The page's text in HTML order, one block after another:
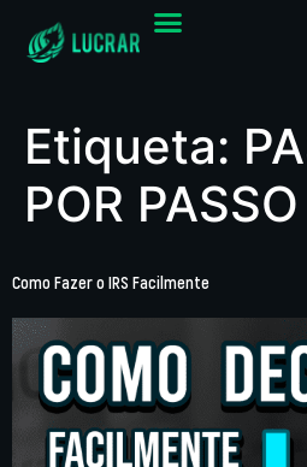
Etiqueta:
POR
Como Fazer o IRS Facilmente